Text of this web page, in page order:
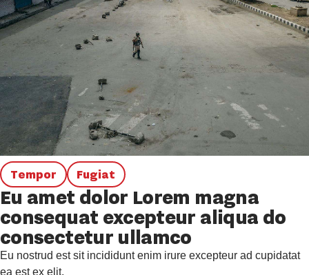
Tempor Fugiat
Eu amet dolor Lorem magna
consequat excepteur aliqua do
consectetur ullamco
Eu nostrud est sit incididunt enim irure excepteur ad cupidatat
ea est ex elit.